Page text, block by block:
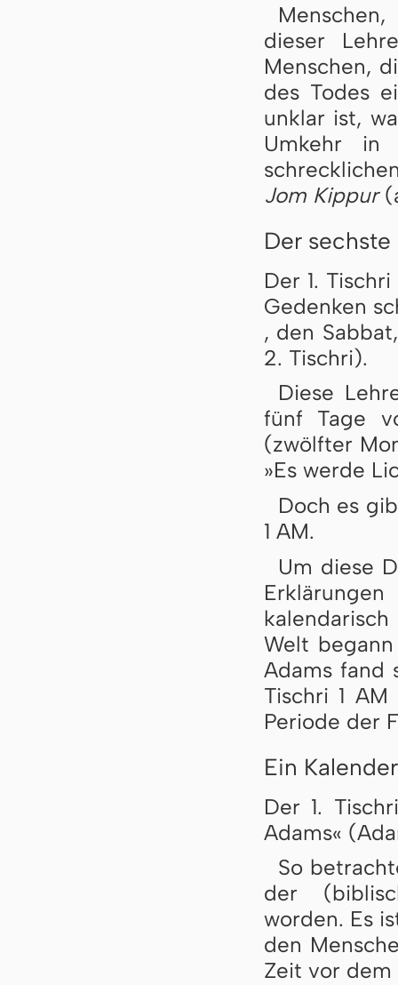
dieser
Menschen,
des Todes
unklar ist,
Umkehr in
Jom Kippur
Der
Der 1.
Gedenken
, den
2. Tischri).
Diese
fünf Tage
(zwölfter
»Es werde
Doch es
1 AM.
Um diese
Welt
Adams fand
Tischri 1
Periode der
Ein
Der 1.
Adams«
So
der
worden. Es
den
Zeit vor dem